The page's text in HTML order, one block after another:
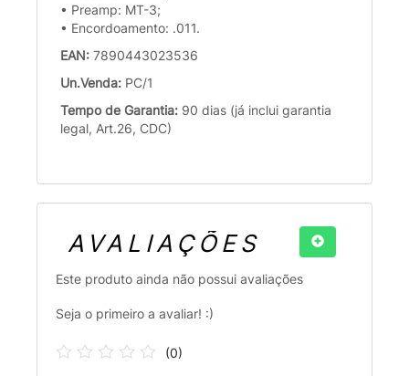
• Preamp: MT-3;
• Encordoamento: .011.
EAN: 7890443023536
Un.Venda: PC/1
Tempo de Garantia: 90 dias (já inclui garantia
legal, Art.26, CDC)
AVALIAÇÕES
Este produto ainda não possui avaliações
Seja o primeiro a avaliar! :)
(0)